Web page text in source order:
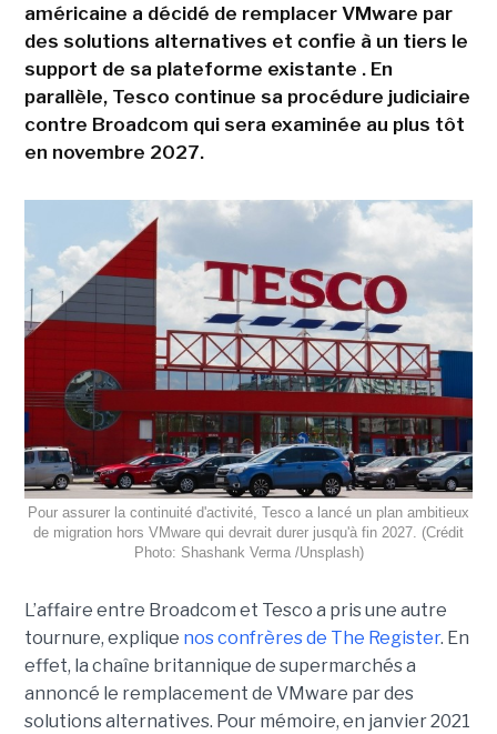
américaine a décidé de remplacer VMware par
des solutions alternatives et confie à un tiers le
support de sa plateforme existante . En
parallèle, Tesco continue sa procédure judiciaire
contre Broadcom qui sera examinée au plus tôt
en novembre 2027.
Pour assurer la continuité d'activité, Tesco a lancé un plan ambitieux
de migration hors VMware qui devrait durer jusqu'à fin 2027. (Crédit
Photo: Shashank Verma /Unsplash)
L’affaire entre Broadcom et Tesco a pris une autre
tournure, explique nos confrères de The Register. En
effet, la chaîne britannique de supermarchés a
annoncé le remplacement de VMware par des
solutions alternatives. Pour mémoire, en janvier 2021